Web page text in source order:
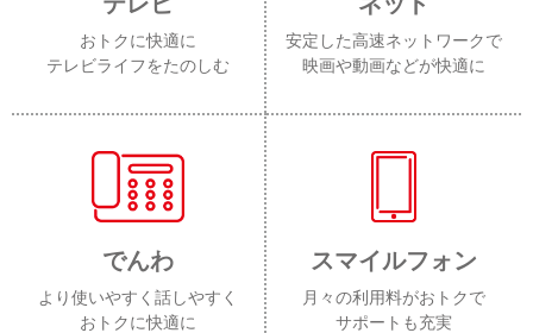
おトクに快適に
テレビライフをたのしむ
安定した高速ネットワークで
映画や動画などが快適に
でんわ
より使いやすく話しやすく
おトクに快適に
スマイルフォン
月々の利用料がおトクで
サポートも充実